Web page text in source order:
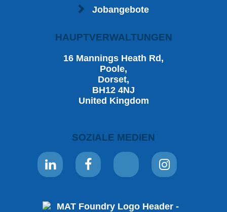
Jobangebote
HAUPTVERWALTUNGEN
16 Mannings Heath Rd,
Poole,
Dorset,
BH12 4NJ
United Kingdom
SOZIALE MEDIEN